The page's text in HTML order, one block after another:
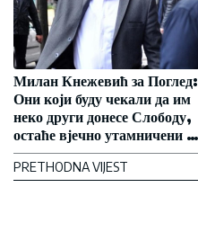
Милан Кнежевић за Поглед:
Они који буду чекали да им
неко други донесе Слободу,
остаће вјечно утамничени у
својим страховима
PRETHODNA VIJEST